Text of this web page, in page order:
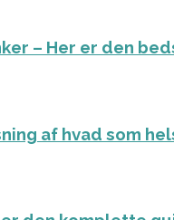
– Her er den
af hvad som